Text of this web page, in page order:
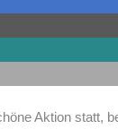
Aktion statt,